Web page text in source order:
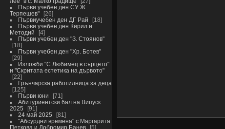
Първи учебен ден СУ Ж.
Терпешев"
26
Първиучебен ден ДГ Рай
18
Първи учебен ден Кирил и
Методий
4
Първи учебен ден "З. Стоянов"
18
Първи учебен ден "Хр. Ботев"
29
Изложби "С Любимец в сърцето"
и "Скритата естетика на дървото"
22
Грънчарска работилница за деца
125
Първи юни
71
Абитуриентски бал на Випуск
2025
91
24 май 2025
81
"Абсурдни времена" с Маргарита
Петкова и Добромир Банев
5